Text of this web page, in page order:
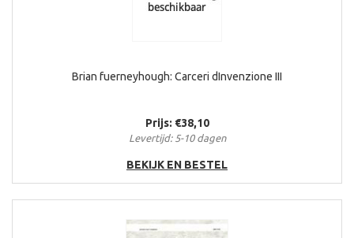
Brian fuerneyhough: Carceri dInvenzione III
Prijs: €38,10
Levertijd: 5-10 dagen
BEKIJK EN BESTEL